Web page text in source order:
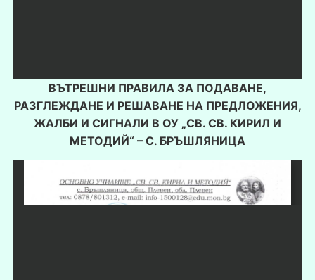
ВЪТРЕШНИ ПРАВИЛА ЗА ПОДАВАНЕ,
РАЗГЛЕЖДАНЕ И РЕШАВАНЕ НА ПРЕДЛОЖЕНИЯ,
ЖАЛБИ И СИГНАЛИ В ОУ „СВ. СВ. КИРИЛ И
МЕТОДИЙ“ – С. БРЪШЛЯНИЦА